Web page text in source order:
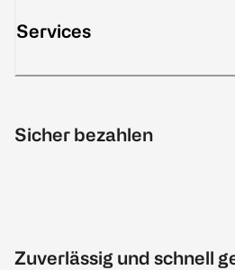
Services
Sicher bezahlen
Zuverlässig und schnell